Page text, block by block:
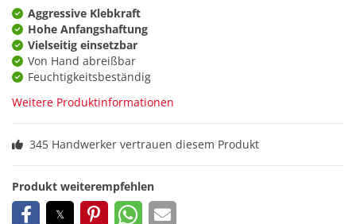
Aggressive Klebkraft
Hohe Anfangshaftung
Vielseitig einsetzbar
Von Hand abreißbar
Feuchtigkeitsbeständig
Weitere Produktinformationen
345 Handwerker vertrauen diesem Produkt
Produkt weiterempfehlen